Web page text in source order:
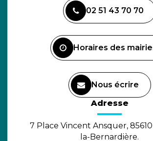
le
compte
02 51 43 70 70
Horaires des
Nous écrire
(ouverture
Adresse
7 Place Vincent Ansquer,
la-Bernardière.